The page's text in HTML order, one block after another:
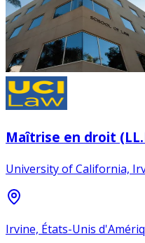
Maîtrise en droit
University of California,
Irvine, États-Unis